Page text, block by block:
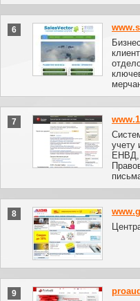
6
7
учету
ЕНВД,
8
9